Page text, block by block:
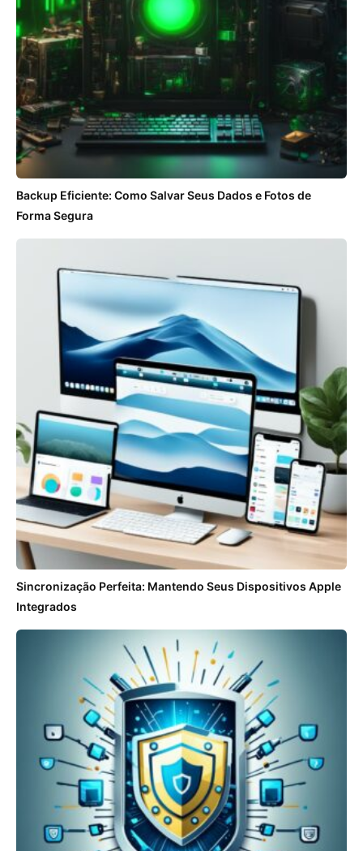
Backup Eficiente: Como Salvar Seus Dados e Fotos de
Forma Segura
Sincronização Perfeita: Mantendo Seus Dispositivos Apple
Integrados